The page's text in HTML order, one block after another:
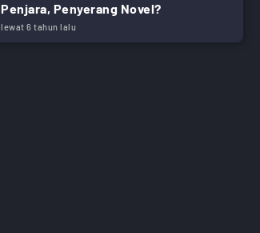
Penjara, Penyerang Novel?
lewat 6 tahun lalu